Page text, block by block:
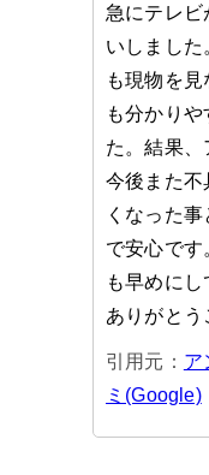
急にテレ
いしまし
も現物を
も分かり
た。結果、
今後また
くなった
で安心で
も早めにし
ありがとう
引用元： ア
ミ(Google)